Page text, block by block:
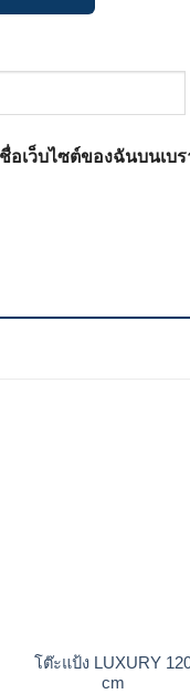
เว็บไซต์ของฉันบนเบ
โต๊ะแป้ง LUXURY
cm